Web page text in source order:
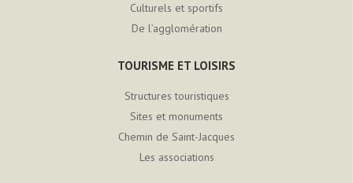
Culturels et sportifs
De l’agglomération
TOURISME ET LOISIRS
Structures touristiques
Sites et monuments
Chemin de Saint-Jacques
Les associations